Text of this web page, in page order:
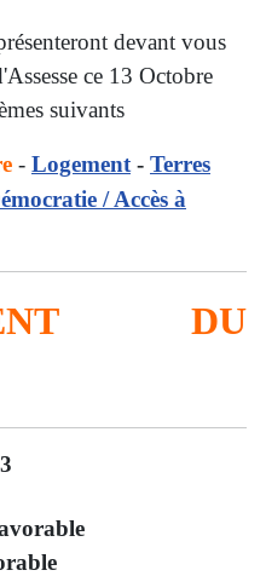
devant vous
ce 13 Octobre
suivants
- Logement - Terres
/ Accès à
DU